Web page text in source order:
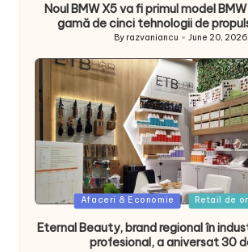
Noul BMW X5 va fi primul model
gamă de cinci tehnologii de
Posted
By razvaniancu June 20, 2026
Posted
Afaceri & Economie Retail de
Eternal Beauty, brand regional în
profesional, a aniversat 30